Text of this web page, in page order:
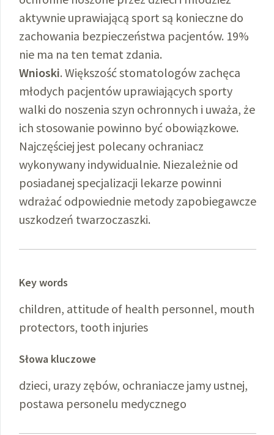
aktywnie uprawiającą sport są konieczne do
zachowania bezpieczeństwa pacjentów. 19%
nie ma na ten temat zdania.
Wnioski. Większość stomatologów zachęca
młodych pacjentów uprawiających sporty
walki do noszenia szyn ochronnych i uważa, że
ich stosowanie powinno być obowiązkowe.
Najczęściej jest polecany ochraniacz
wykonywany indywidualnie. Niezależnie od
posiadanej specjalizacji lekarze powinni
wdrażać odpowiednie metody zapobiegawcze
uszkodzeń twarzoczaszki.
Key words
children, attitude of health personnel, mouth
protectors, tooth injuries
Słowa kluczowe
dzieci, urazy zębów, ochraniacze jamy ustnej,
postawa personelu medycznego